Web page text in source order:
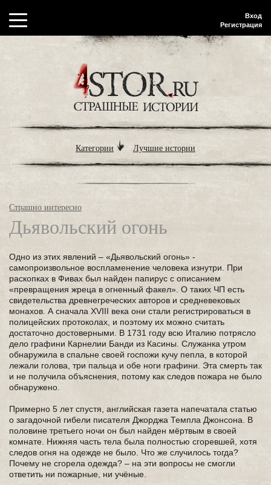
Вход
Регистрация
Категории Лучшие истории
Страшно интересно
Дьявольский огонь
Одно из этих явлений – «Дьявольский огонь» -
самопроизвольное воспламенение человека изнутри. При
раскопках в Фивах был найден папирус с описанием
«превращения жреца в огненный факел». О таких ЧП есть
свидетельства древнегреческих авторов и средневековых
монахов. А сначала XVIII века они стали регистрироваться в
полицейских протоколах, и поэтому их можно считать
достаточно достоверными. В 1731 году всю Италию потрясло
дело графини Карнелии Банди из Касины. Служанка утром
обнаружила в спальне своей госпожи кучу пепла, в которой
лежали голова, три пальца и обе ноги графини. Эта смерть так
и не получила объяснения, потому как следов пожара не было
обнаружено.
Примерно 5 лет спустя, английская газета напечатала статью
о загадочной гибели писателя Джорджа Темпла Джонсона. В
половине третьего ночи он был найден мёртвым в своей
комнате. Нижняя часть тела была полностью сгоревшей, хотя
следов огня на одежде не было. Что же случилось тогда?
Почему не сгорела одежда? – на эти вопросы не смогли
ответить ни пожарные, ни учёные.